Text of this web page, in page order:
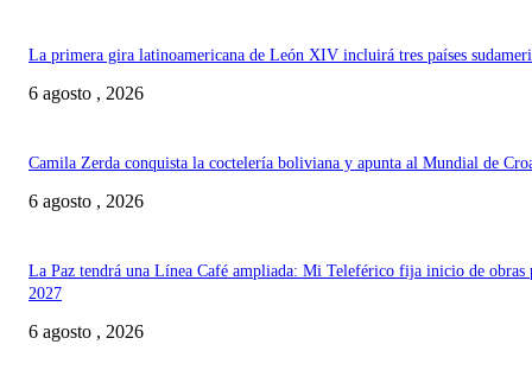
La primera gira latinoamericana de León XIV incluirá tres países
6 agosto , 2026
Camila Zerda conquista la coctelería boliviana y apunta al Mundial de
6 agosto , 2026
La Paz tendrá una Línea Café ampliada: Mi Teleférico fija inicio de obras
2027
6 agosto , 2026